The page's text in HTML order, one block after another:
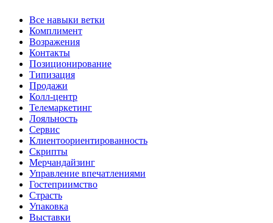
Все навыки ветки
Комплимент
Возражения
Контакты
Позиционирование
Типизация
Продажи
Колл-центр
Телемаркетинг
Лояльность
Сервис
Клиентоориентированность
Скрипты
Мерчандайзинг
Управление впечатлениями
Гостеприимство
Страсть
Упаковка
Выставки